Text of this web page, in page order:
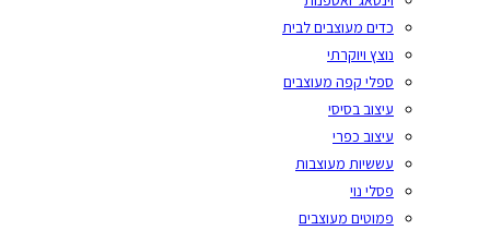
כדים מעוצבים לבית
נוצץ ויוקרתי
ספלי קפה מעוצבים
עיצוב בסיסי
עיצוב כפרי
עששיות מעוצבות
פסלי נוי
פמוטים מעוצבים